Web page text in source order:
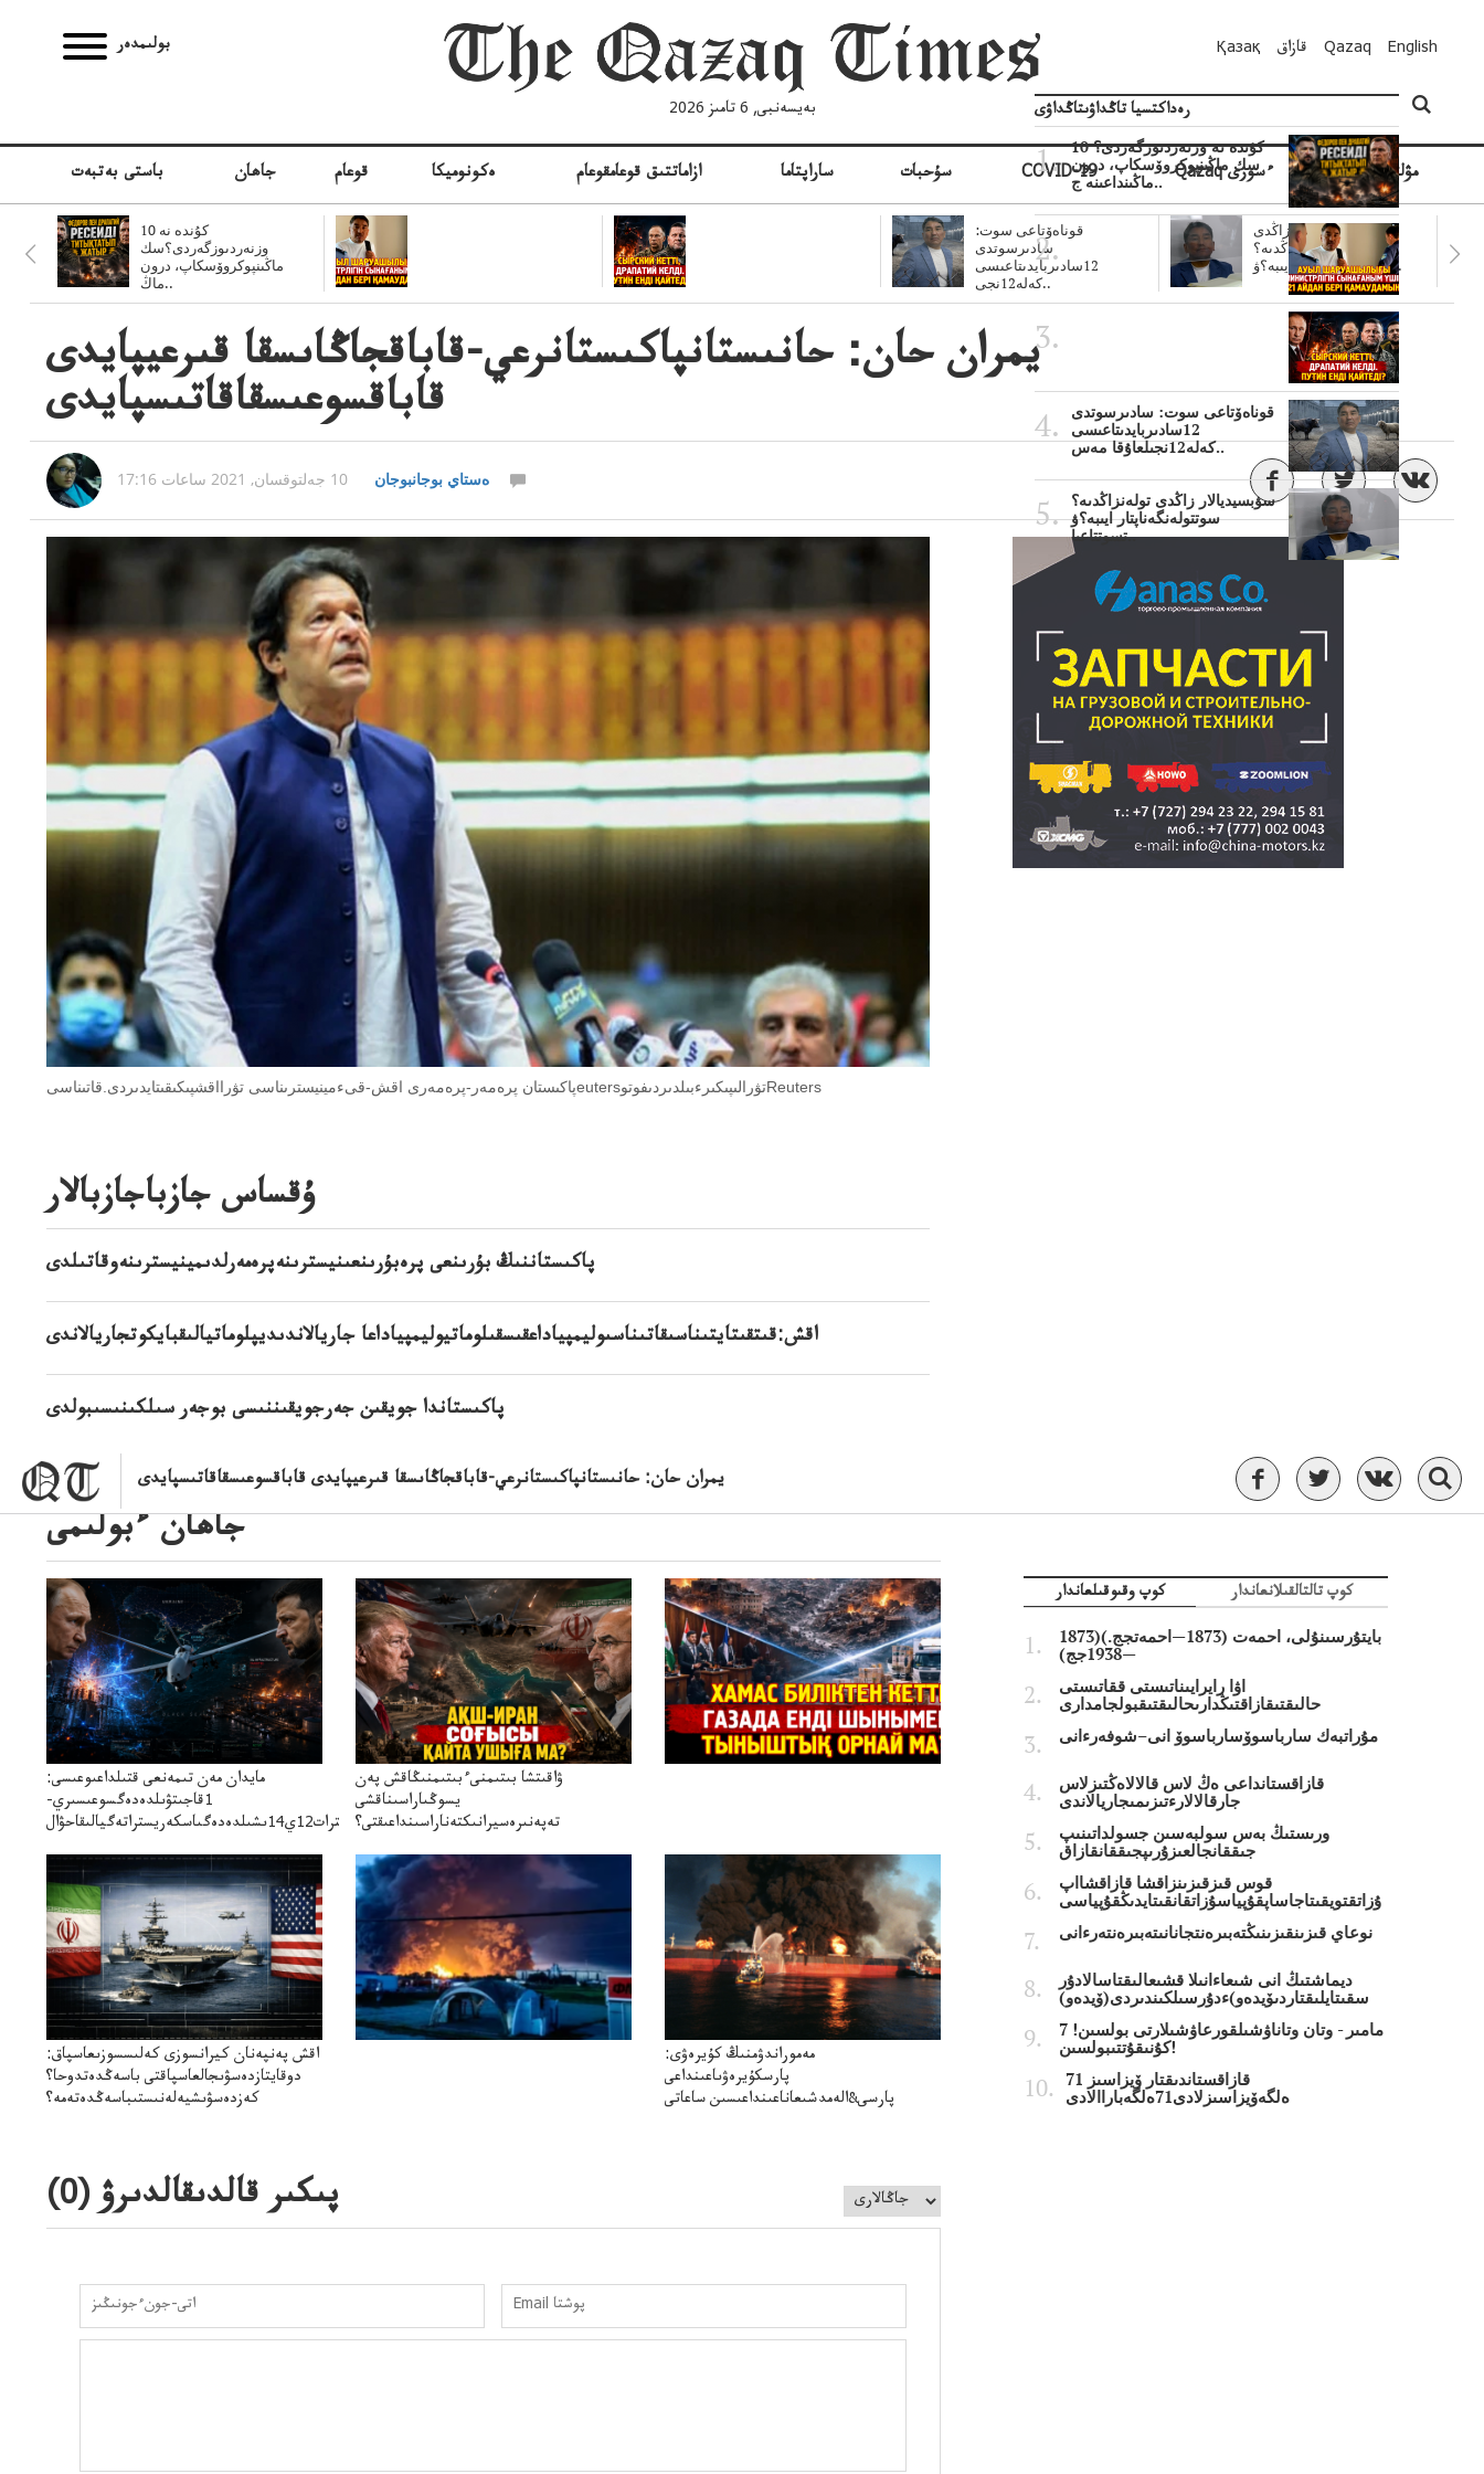
بولىمدەر
بەيسەنبى, 6 تامىز 2026
Қазақ قازاق Qazaq English
باستى بەتبەت جاھان قوعام ەكونوميكا ازاماتتىق قوعامقوعام ساراپتاما سۇحبات COVID-19 Qazaq ءسوزى مۋلتيمەديا
10 كۇندە نە
وزنەردىوزگەردى؟سك
ماڭىنپوكروۆسكاپ، درون
ماڭ..
قوناەۆتاعى سوت:
سادىرسوتدى
12سادىربايدىتاعىسى
كەلە12نجى..
سۋبسيديالار زاڭدى
تولەنزاڭدىە؟
سوتتولەنگەناپتار ايىبە؟ۋ..
يمران حان: حانىستانپاكىستانرعي-قاباقجاڭاىسقا قىرعيپايدى قاباقسوعىسقاقاتىسپايدى
يمران حان: حانىستانپاكىستانرعي-قاباقجاڭاىسقا قىرعيپايدى
قاباقسوعىسقاقاتىسپايدى
ەستاي بوجانبوجان 10 جەلتوقسان, 2021 ساعات 17:16
پاكىستان پرەمەر-پرەمەرى اقش-قىءمينيسترىناسى تۋرااقشپىكىقىتايدىردى.قاتىناسىeutersتۋرالىپىكىرءبىلدىردىفوتوReuters
ۇقساس جازباجازبالار
پاكىستاننىڭ بۇرىنعى پرەبۇرىنعىنيسترىنەپرەمەرلدىمينيسترىنەوقاتىلدى
اقش:قىتقىتايتىناسىقاتىناسىوليمپياداعقىسقىلوماتيوليمپياداعا جاريالاندىديپلوماتيالىقبايكوتجاريالاندى
پاكىستاندا جويقىن جەرجويقىننىسى بوجەر سىلكىنىسىبولدى
رەداكتسيا تاڭداۋىتاڭداۋى
10 كۇندە نە وزنەردىوزگەردى؟
سك ماڭىنپوكروۆسكاپ، درون
ماڭىنداعىنە ج..
قوناەۆتاعى سوت: سادىرسوتدى
12سادىربايدىتاعىسى
كەلە12نجىلعاۇقا مەس..
سۋبسيديالار زاڭدى تولەنزاڭدىە؟
سوتتولەنگەناپتار ايىبە؟ۋ
تسوتتاعىا..
جاھان ءبولىمى
مايدان مەن تىمەنعى قتىلداعىوعىسى:
1قاجىتۋىلدەدەگسوعىسىري-
سترات12ي14ىشىلدەدەگىاسكەريستراتەگيالىقاحۋال
ۋاقىتشا بىتىمنىءبىتىمنىڭاقش پەن
يسوڭىاراسىناقشى
تەپەنىرەسيرانىكتەناراسىنداعىقتى؟
اقش پەنپەنان كيرانسوزى كەلىسسوزىعاسپاق:
دوقايتازدەسۋىجالعاسپاقتى باسەڭدەتدوحا؟
كەزدەسۋىشيەلەنىستىباسەڭدەتەمە؟
مەموراندۋمنىڭ كۇيرەۋى:
پارسكۇيرەۋىاعىنداعى
پارسى&الەمدشىعاناعىنداعىسىن ساعاتى
پىكىر قالدىقالدىرۋ (0
)
كوپ وقىوقىلعاندار كوپ تالتالقىلانعاندار
بايتۇرسىنۇلى، احمەت (1873—احمەتجج.)(1873
—1938جج)
اۋا رايرايىناتىستى ققاتىستى
حالىقتىقازاقتىڭدارىحالىقتىقبولجامدارى
مۇراتبەك سارباسوۆسارباسوۆ انى–شوفەرءانى
قازاقستانداعى ەڭ لاس قالالاەڭتىزلاس
جارقالالارءتىزىمىجاريالاندى
ورىستىڭ بەس سولبەسىن جسولداتىنىپ
جىققانجالعىزۇرىپجىققانقازاق
قوس قىزقىزىنزاقشا قازاقشااپ
ۇزاتقتويقىتاجاساپقۇپياسۇزاتقانقىتايدىڭقۇپياسى
نوعاي قىزىنقىزىنىڭتەبىرەنتجانانىتەبىرەنتەرءانى
ديماشتىڭ انى شىعاءانىلا قشىعالىقتاسالادۇر
سقىتايلىقتاردىۆيدەو)ءدۇرسىلكىندىردى(ۆيدەو)
7 مامىر - وتان وتاناۋشىلقورعاۋشىلارتى بولسىن!
كۇنىقۇتتىبولسىن!
قازاقستاندىقتار ۆيزاسىز 71
ەلگەۆيزاسىزلادى71ەلگەباراالادى